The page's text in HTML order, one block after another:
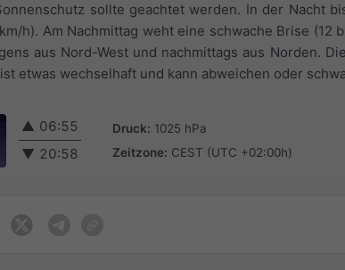
sollte geachtet werden. In der Nacht
h). Am Nachmittag weht eine schwache Brise (12
aus Nord-West und nachmittags aus Norden.
etwas wechselhaft und kann abweichen oder
▲ 06:55
▼ 20:58
Druck: 1025 hPa
Zeitzone: CEST (UTC +02:00h)